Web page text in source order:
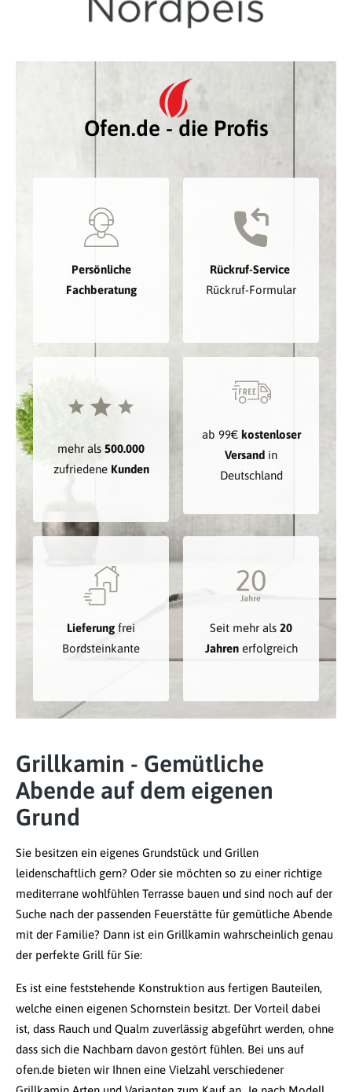
Ofen.de - die Profis
Persönliche
Fachberatung
Rückruf-Service
Rückruf-Formular
mehr als 500.000
zufriedene Kunden
ab 99€ kostenloser
Versand in
Deutschland
Lieferung frei
Bordsteinkante
Seit mehr als 20
Jahrenerfolgreich
Grillkamin - Gemütliche
Abende auf dem eigenen
Grund
Sie besitzen ein eigenes Grundstück und Grillen
leidenschaftlich gern? Oder sie möchten so zu einer richtige
mediterrane wohlfühlen Terrasse bauen und sind noch auf der
Suche nach der passenden Feuerstätte für gemütliche Abende
mit der Familie? Dann ist ein Grillkamin wahrscheinlich genau
der perfekte Grill für Sie:
Es ist eine feststehende Konstruktion aus fertigen Bauteilen,
welche einen eigenen Schornstein besitzt. Der Vorteil dabei
ist, dass Rauch und Qualm zuverlässig abgeführt werden, ohne
dass sich die Nachbarn davon gestört fühlen. Bei uns auf
ofen.de bieten wir Ihnen eine Vielzahl verschiedener